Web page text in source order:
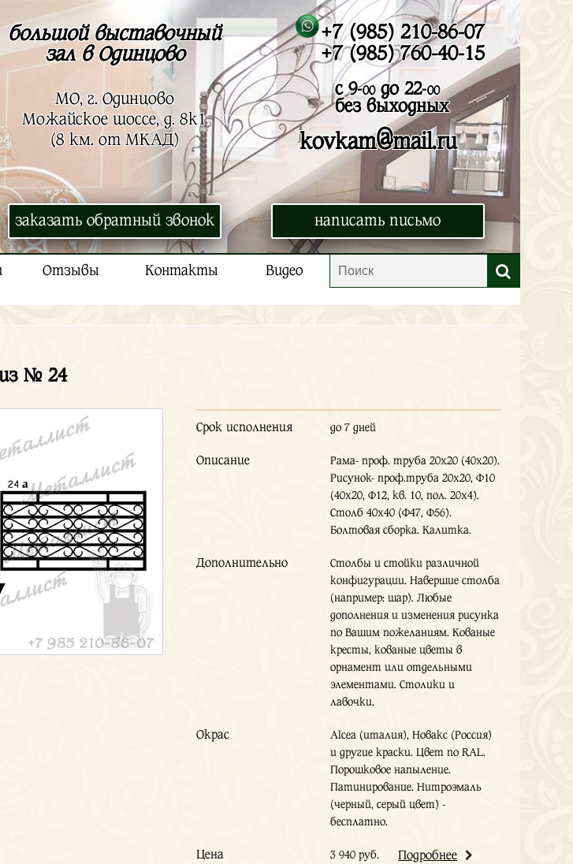
+7 (985) 210-86-07
+7 (985) 760-40-15
с 9-00до 22-00
без выходных
kovkam@mail.ru
написать письмо
большой выставочный
зал в Одинцово
МО, г. Одинцово
Можайское шоссе, д. 8к1
(8 км. от МКАД)
заказать обратный звонок
Отзывы Контакты Видео
№ 24
Срок исполнения до 7 дней
Описание
Рама- проф. труба 20х20 (40х20).
Рисунок- проф.труба 20х20, Ф10
(40х20, Ф12, кв. 10, пол. 20х4).
Столб 40х40 (Ф47, Ф56).
Болтовая сборка. Калитка.
Дополнительно
Столбы и стойки различной
конфигурации. Навершие столба
(например: шар). Любые
дополнения и изменения рисунка
по Вашим пожеланиям. Кованые
кресты, кованые цветы в
орнамент или отдельными
элементами. Столики и
лавочки.
Окрас
Alcea (италия), Новакс (Россия)
и другие краски. Цвет по RAL.
Порошковое напыление.
Патинирование. Нитроэмаль
(черный, серый цвет) -
бесплатно.
Цена 3 940 руб. Подробнее